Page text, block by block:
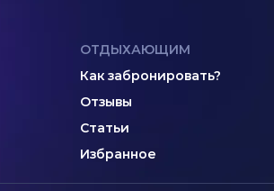
ОТДЫХАЮЩИМ
Как забронировать?
Отзывы
Статьи
Избранное